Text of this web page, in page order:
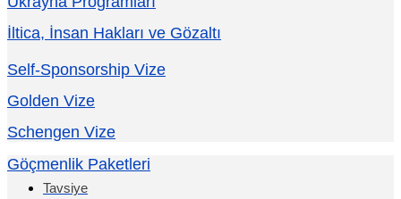
İltica, İnsan Hakları ve Gözaltı
Self-Sponsorship Vize
Golden Vize
Schengen Vize
Göçmenlik Paketleri
Tavsiye